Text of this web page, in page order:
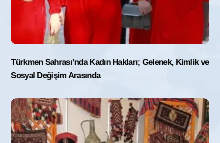
Türkmen Sahrası’nda Kadın Hakları; Gelenek, Kimlik ve
Sosyal Değişim Arasında